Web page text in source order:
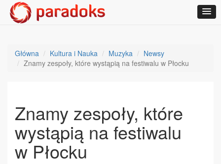
Główna Kultura i Nauka Muzyka
Newsy
Znamy zespoły, które wystąpią na festiwalu w Płocku
Znamy zespoły, które
wystąpią na festiwalu
w Płocku